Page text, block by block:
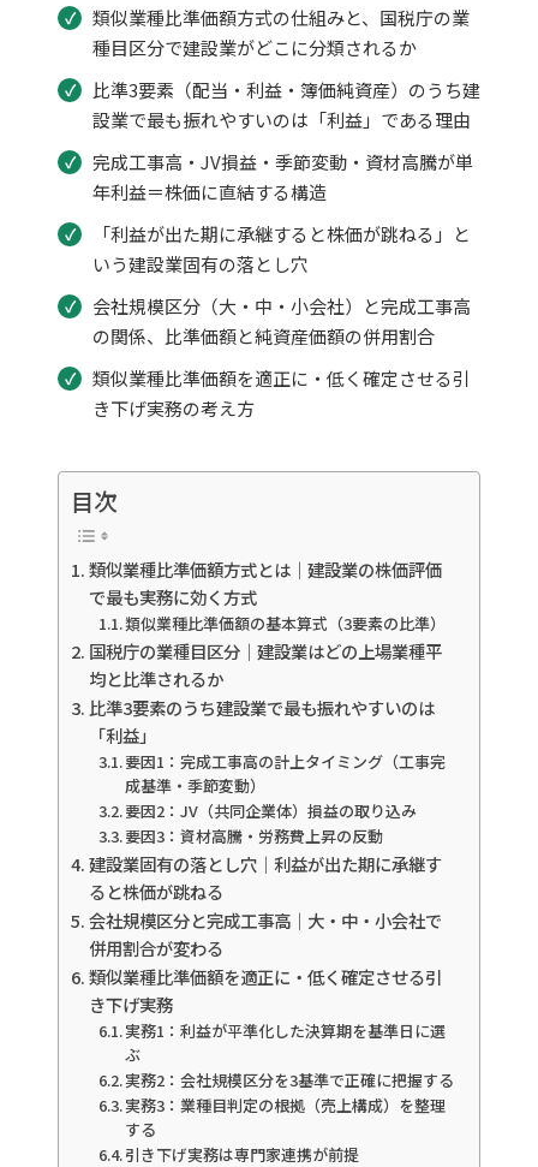
類似業種比準価額方式の仕組みと、国税庁の業
種目区分で建設業がどこに分類されるか
比準3要素（配当・利益・簿価純資産）のうち建
設業で最も振れやすいのは「利益」である理由
完成工事高・JV損益・季節変動・資材高騰が単
年利益＝株価に直結する構造
「利益が出た期に承継すると株価が跳ねる」と
いう建設業固有の落とし穴
会社規模区分（大・中・小会社）と完成工事高
の関係、比準価額と純資産価額の併用割合
類似業種比準価額を適正に・低く確定させる引
き下げ実務の考え方
目次
類似業種比準価額方式とは｜建設業の株価評価
で最も実務に効く方式
類似業種比準価額の基本算式（3要素の比準）
国税庁の業種目区分｜建設業はどの上場業種平
均と比準されるか
比準3要素のうち建設業で最も振れやすいのは
「利益」
要因1：完成工事高の計上タイミング（工事完
成基準・季節変動）
要因2：JV（共同企業体）損益の取り込み
要因3：資材高騰・労務費上昇の反動
建設業固有の落とし穴｜利益が出た期に承継す
ると株価が跳ねる
会社規模区分と完成工事高｜大・中・小会社で
併用割合が変わる
類似業種比準価額を適正に・低く確定させる引
き下げ実務
実務1：利益が平準化した決算期を基準日に選
ぶ
実務2：会社規模区分を3基準で正確に把握する
実務3：業種目判定の根拠（売上構成）を整理
する
引き下げ実務は専門家連携が前提